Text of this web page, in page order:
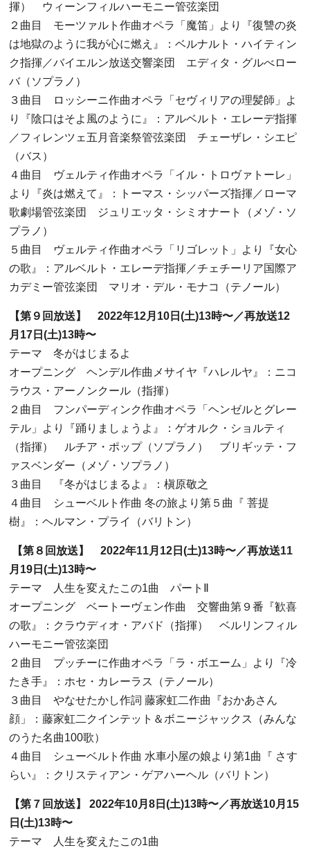
揮） ウィーンフィルハーモニー管弦楽団
２曲目 モーツァルト作曲オペラ「魔笛」より『復讐の炎
は地獄のように我が心に燃え』：ベルナルト・ハイティン
ク指揮／バイエルン放送交響楽団 エディタ・グルべロー
バ（ソプラノ）
３曲目 ロッシーニ作曲オペラ「セヴィリアの理髪師」よ
り『陰口はそよ風のように』：アルベルト・エレーデ指揮
／フィレンツェ五月音楽祭管弦楽団 チェーザレ・シエピ
（バス）
４曲目 ヴェルティ作曲オペラ「イル・トロヴァトーレ」
より『炎は燃えて』：トーマス・シッパーズ指揮／ローマ
歌劇場管弦楽団 ジュリエッタ・シミオナート（メゾ・ソ
プラノ）
５曲目 ヴェルティ作曲オペラ「リゴレット」より『女心
の歌』：アルベルト・エレーデ指揮／チェチーリア国際ア
カデミー管弦楽団 マリオ・デル・モナコ（テノール）
【第９回放送】2022年12月 10 日(土)13時〜／再放送12
月 17 日(土)13時〜
テーマ 冬がはじまるよ
オープニング ヘンデル作曲メサイヤ『ハレルヤ』：ニコ
ラウス・アーノンクール（指揮）
２曲目 フンパーディンク作曲オペラ「ヘンゼルとグレー
テル」より『踊りましょうよ』：ゲオルク・ショルティ
（指揮） ルチア・ポップ（ソプラノ） ブリギッテ・フ
ァスベンダー（メゾ・ソプラノ）
３曲目 『冬がはじまるよ』：槇原敬之
４曲目 シューベルト作曲 冬の旅より第５曲『 菩提
樹』：ヘルマン・プライ（バリトン）
【第８回放送】2022年11月 12 日(土)13時〜／再放送11
月 19 日(土)13時〜
テーマ 人生を変えたこの1曲 パート
オープニング ベートーヴェン作曲 交響曲第９番『歓喜
の歌』：クラウディオ・アバド（指揮） ベルリンフィル
ハーモニー管弦楽団
２曲目 プッチーに作曲オペラ「ラ・ボエーム」より『冷
たき手』：ホセ・カレーラス（テノール）
３曲目 やなせたかし作詞 藤家虹二作曲『おかあさん
顔」：藤家虹二クインテット＆ボニージャックス（みんな
のうた名曲100歌）
４曲目 シューベルト作曲 水車小屋の娘より第1曲『 さす
らい』：クリスティアン・ゲアハーヘル（バリトン）
【第７回放送】 2022年10月8 日(土)13時〜／再放送10月 15
日(土)13時〜
テーマ 人生を変えたこの1曲